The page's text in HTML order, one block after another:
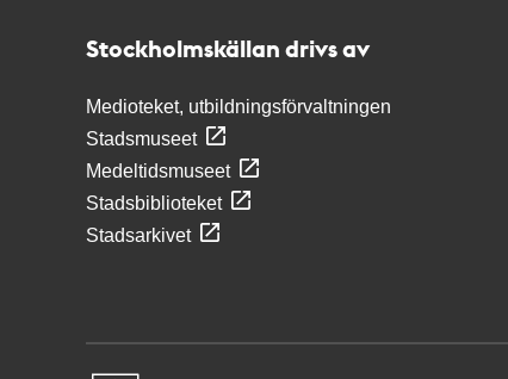
Stockholmskällan drivs av
Medioteket, utbildningsförvaltningen
Stadsmuseet
Medeltidsmuseet
Stadsbiblioteket
Stadsarkivet